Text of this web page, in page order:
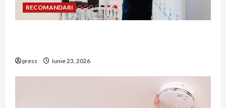
RECOMANDARI
press iunie 23, 2026